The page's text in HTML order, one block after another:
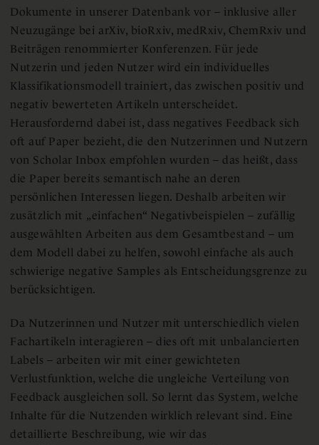
Dokumente in unserer Datenbank vor – inklusive aller
Neuzugänge bei arXiv, bioRxiv, medRxiv, ChemRxiv und
Beiträgen renommierter Konferenzen. Für jede
Nutzerin und jeden Nutzer wird ein individuelles
Klassifikationsmodell trainiert, das zwischen positiv und
negativ bewerteten Artikeln unterscheidet.
Herausfordernd dabei ist, dass negatives Feedback sich
oft auf Paper bezieht, die den Nutzerinnen und Nutzern
von Scholar Inbox empfohlen wurden – das heißt, dass
die Paper bereits semantisch nahe an deren
persönlichen Interessen liegen. Deshalb arbeiten wir
zusätzlich mit „einfachen“ Negativbeispielen – zufällig
ausgewählten Arbeiten aus dem Gesamtbestand – um
dem Modell dabei zu helfen, sowohl einfache als auch
schwierige negative Samples als Entscheidungsgrenze zu
berücksichtigen.
Da Nutzerinnen und Nutzer mit unterschiedlich vielen
Fachartikeln interagieren – dies oft mit unbalancierten
Labels – arbeiten wir mit einer gewichteten
Verlustfunktion, welche die ungleiche Verteilung von
Feedback ausgleichen soll. So lernt das System, welche
Inhalte für die Nutzenden wirklich relevant sind. Eine
detaillierte Beschreibung, wie wir das